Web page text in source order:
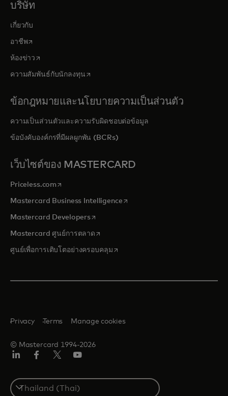
บริษัท
เกี่ยวกับ
อาชีพopens in a new tab
ห้องข่าว opens in a new tab
ความสัมพันธ์กับนักลงทุนopens in a new tab
ข้อกฎหมายและนโยบายความเป็นส่วนตัว
ความเป็นส่วนตัวและความรับผิดชอบต่อข้อมูล
ข้อบังคับองค์กรที่มีผลผูกพัน (BCRs)
เว็บไซต์ของ MASTERCARD
Priceless.com opens in a new tab
Mastercard Business Intelligenceopens in a new tab
Mastercard Developersopens in a new tab
Mastercard ศูนย์การตลาด opens in a new tab
ศูนย์เพื่อการเติบโตอย่างครอบคลุมopens in a new tab
© Mastercard 1994-2026
Privacy Terms Manage cookies
Select
a
เตอร์/
เอ็กซ์